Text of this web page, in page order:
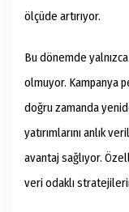
ölçüde artırıyor.
Bu dönemde
olmuyor. Kampanya
doğru zamanda
yatırımlarını anlık
avantaj sağlıyor.
veri odaklı